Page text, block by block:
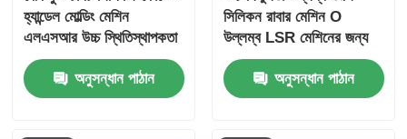
হ্যান্ডেল মোল্ডিং মেশিন
এলএসআর উচ্চ স্থিতিস্থাপকতা
অনুসন্ধান পাঠান
সিলিকন রাবার মেশিন O
উল্লম্ব LSR মেশিনের জন্য
রিং
অনুসন্ধান পাঠান